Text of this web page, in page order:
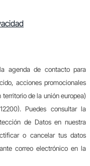
agenda de contacto para
acciones promocionales
de la unión europea)
Puedes consultar la
de Datos en nuestra
o cancelar tus datos
correo electrónico en la